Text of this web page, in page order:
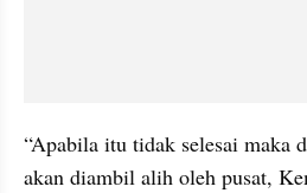
“Apabila itu tidak selesai maka
akan diambil alih oleh pusat,